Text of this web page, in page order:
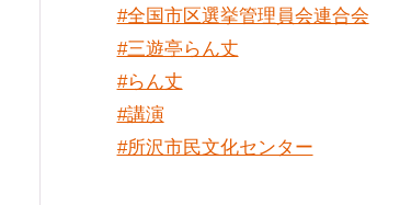
#全国市区選挙管理員会連合会
#三遊亭らん丈
#らん丈
#講演
#所沢市民文化センター